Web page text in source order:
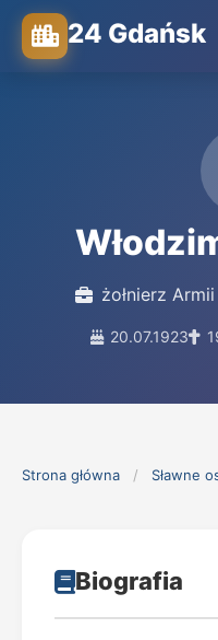
24 Gdańsk
żołnierz
20.07.1923
Strona główna / Sławne
Biografia